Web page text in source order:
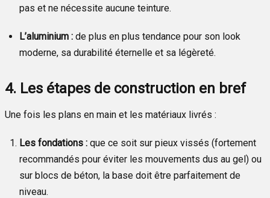
pas et ne nécessite aucune teinture.
L’aluminium : de plus en plus tendance pour son look
moderne, sa durabilité éternelle et sa légèreté.
4. Les étapes de construction en bref
Une fois les plans en main et les matériaux livrés :
Les fondations : que ce soit sur pieux vissés (fortement
recommandés pour éviter les mouvements dus au gel) ou
sur blocs de béton, la base doit être parfaitement de
niveau.